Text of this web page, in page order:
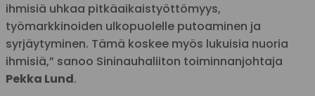
ihmisiä uhkaa pitkäaikaistyöttömyys,
työmarkkinoiden ulkopuolelle putoaminen ja
syrjäytyminen. Tämä koskee myös lukuisia nuoria
ihmisiä,” sanoo Sininauhaliiton toiminnanjohtaja
Pekka Lund.